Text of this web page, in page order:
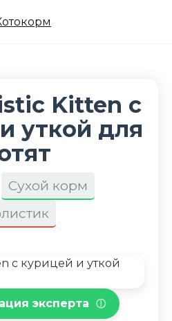
Kitten с
уткой для
Сухой корм
эксперта ⓘ